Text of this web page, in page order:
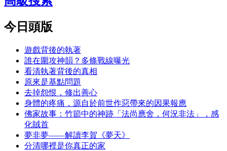
今日頭版
遊戲背後的執著
誰在圍攻神韻？多條戰線曝光
看清執著背後的真相
原來是基點問題
去掉怨恨，修出善心
身體的疼痛，源自於前世作惡帶來的因果報應
佛家故事：竹節中的神跡「法尚應舍，何況非法」，感
化賊首
夢非夢——解讀李賀《夢天》
分清哪裡是你真正的家